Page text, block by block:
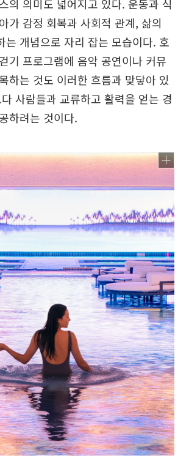
의 의미도 넓어지고 있다. 운동과 식
가 감정 회복과 사회적 관계, 삶의
는 개념으로 자리 잡는 모습이다. 호
기 프로그램에 음악 공연이나 커뮤
하는 것도 이러한 흐름과 맞닿아 있
사람들과 교류하고 활력을 얻는 경
하려는 것이다.